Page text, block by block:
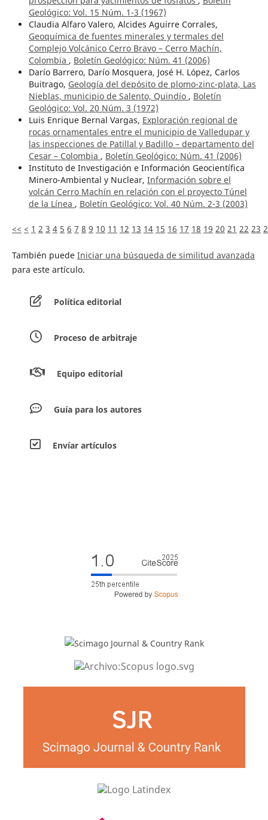
Geológico: Vol. 15 Núm. 1-3 (1967)
Claudia Alfaro Valero, Alcides Aguirre Corrales,
Geoquímica de fuentes minerales y termales del
Complejo Volcánico Cerro Bravo – Cerro Machín,
Colombia , Boletín Geológico: Núm. 41 (2006)
Darío Barrero, Darío Mosquera, José H. López, Carlos
Buitrago, Geología del depósito de plomo-zinc-plata, Las
Nieblas, municipio de Salento, Quindío , Boletín
Geológico: Vol. 20 Núm. 3 (1972)
Luis Enrique Bernal Vargas, Exploración regional de
rocas ornamentales entre el municipio de Valledupar y
las inspecciones de Patillal y Badillo – departamento del
Cesar – Colombia , Boletín Geológico: Núm. 41 (2006)
Instituto de Investigación e Información Geocientífica
Minero-Ambiental y Nuclear, Información sobre el
volcán Cerro Machín en relación con el proyecto Túnel
de la Línea , Boletín Geológico: Vol. 40 Núm. 2-3 (2003)
<< < 1 2 3 4 5 6 7 8 9 10 11 12 13 14 15 16 17 18 19 20 21 22 23
También puede Iniciar una búsqueda de similitud avanzada
para este artículo.
Política editorial
Proceso de arbitraje
Equipo editorial
Guía para los autores
Envíar artículos